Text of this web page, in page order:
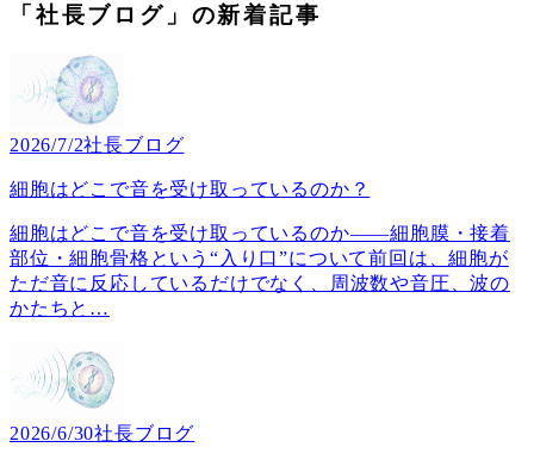
「社長ブログ」の新着記事
2026/7/2社長ブログ
細胞はどこで音を受け取っているのか？
細胞はどこで音を受け取っているのか――細胞膜・接着
部位・細胞骨格という“入り口”について前回は、細胞が
ただ音に反応しているだけでなく、周波数や音圧、波の
かたちと …
2026/6/30社長ブログ